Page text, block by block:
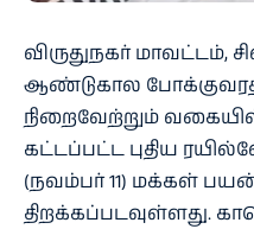
விருதுநகர் மாவட்டம்,
ஆண்டுகால
நிறைவேற்றும் வகையில்,
கட்டப்பட்ட புதிய
(நவம்பர் 11) மக்கள்
திறக்கப்படவுள்ளது.